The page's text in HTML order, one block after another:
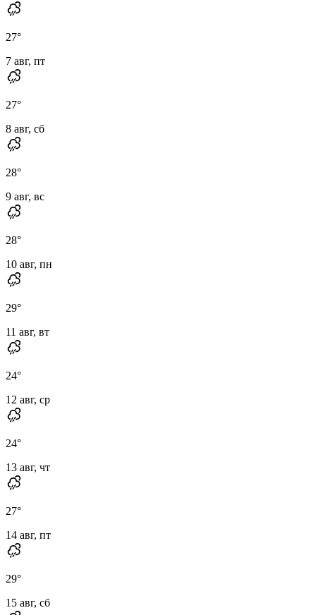
27°
7 авг, пт
27°
8 авг, сб
28°
9 авг, вс
28°
10 авг, пн
29°
11 авг, вт
24°
12 авг, ср
24°
13 авг, чт
27°
14 авг, пт
29°
15 авг, сб